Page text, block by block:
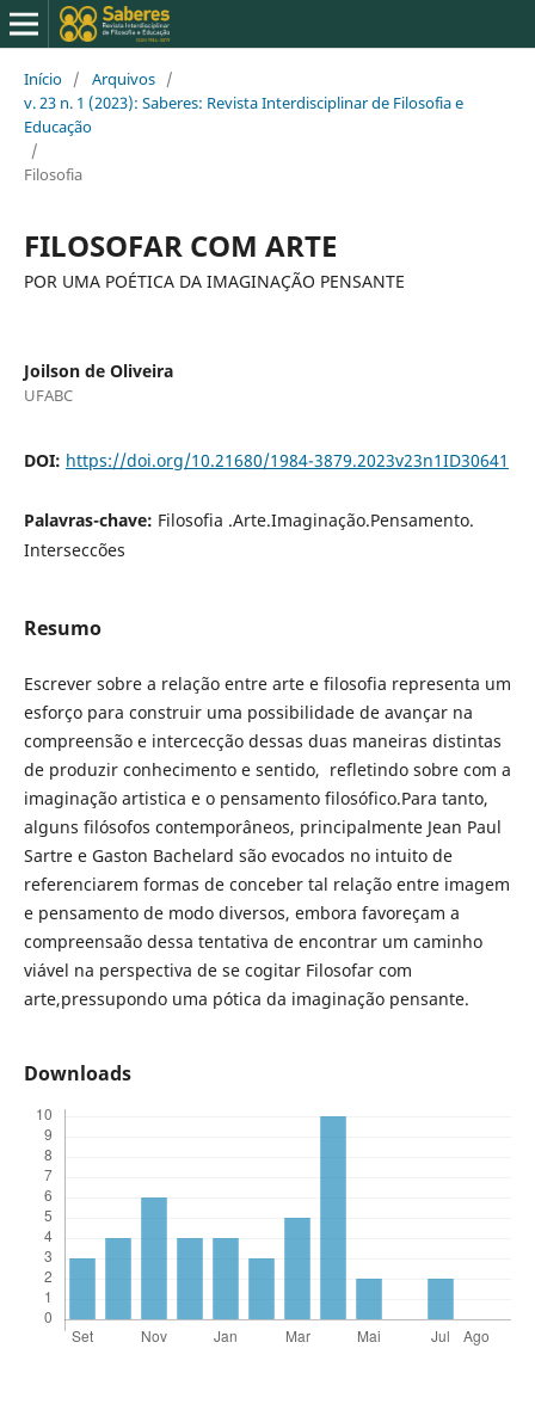
Início / Arquivos /
v. 23 n. 1 (2023): Saberes: Revista Interdisciplinar de Filosofia e
Educação
/
Filosofia
FILOSOFAR COM ARTE
POR UMA POÉTICA DA IMAGINAÇÃO PENSANTE
Joilson de Oliveira
UFABC
DOI: https://doi.org/10.21680/1984-3879.2023v23n1ID30641
Palavras-chave: Filosofia .Arte.Imaginação.Pensamento.
Interseccões
Resumo
Escrever sobre a relação entre arte e filosofia representa um
esforço para construir uma possibilidade de avançar na
compreensão e intercecção dessas duas maneiras distintas
de produzir conhecimento e sentido, refletindo sobre com a
imaginação artistica e o pensamento filosófico.Para tanto,
alguns filósofos contemporâneos, principalmente Jean Paul
Sartre e Gaston Bachelard são evocados no intuito de
referenciarem formas de conceber tal relação entre imagem
e pensamento de modo diversos, embora favoreçam a
compreensaão dessa tentativa de encontrar um caminho
viável na perspectiva de se cogitar Filosofar com
arte,pressupondo uma pótica da imaginação pensante.
Downloads